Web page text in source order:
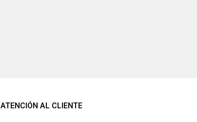
ATENCIÓN AL CLIENTE